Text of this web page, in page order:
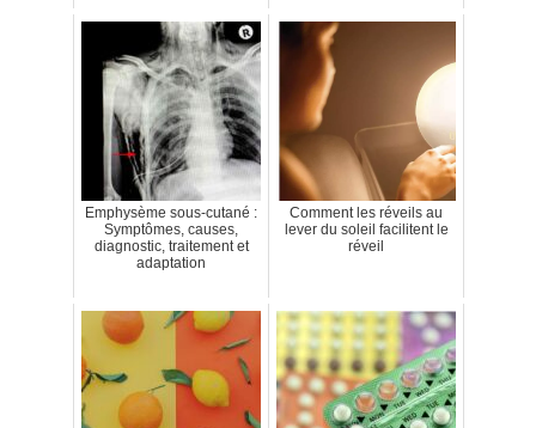
Emphysème sous-cutané :
Symptômes, causes,
diagnostic, traitement et
adaptation
Comment les réveils au
lever du soleil facilitent le
réveil